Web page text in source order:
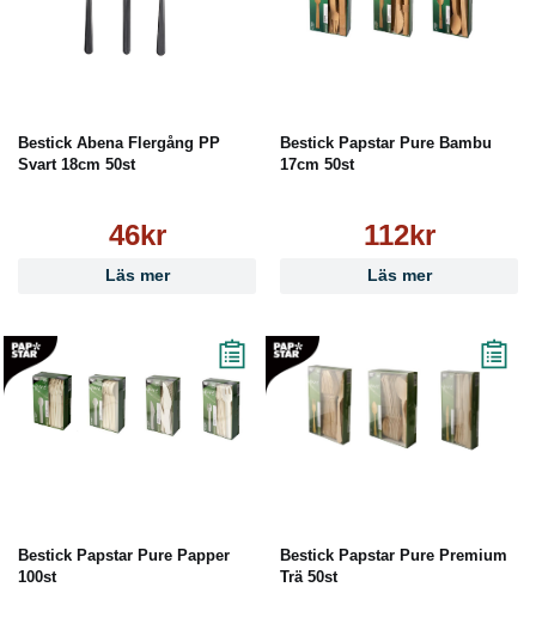
Bestick Abena Flergång PP
Svart 18cm 50st
46kr
Läs mer
Bestick Papstar Pure Bambu
17cm 50st
112kr
Läs mer
Bestick Papstar Pure Papper
100st
Bestick Papstar Pure Premium
Trä 50st